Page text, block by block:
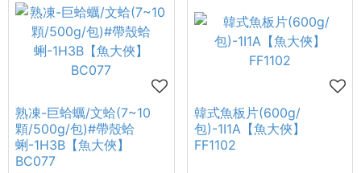
熟凍-巨蛤蠣/文蛤(7~10
顆/500g/包)#帶殼蛤
蜊-1H3B【魚大俠】
BC077
韓式魚板片(600g/
包)-1I1A【魚大俠】
FF1102